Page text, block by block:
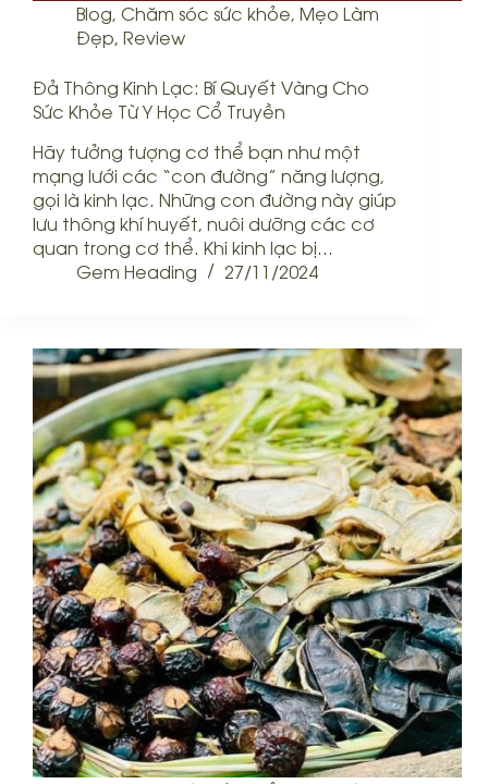
Blog, Chăm sóc sức khỏe, Mẹo Làm
Đẹp, Review
Đả Thông Kinh Lạc: Bí Quyết Vàng Cho
Sức Khỏe Từ Y Học Cổ Truyền
Hãy tưởng tượng cơ thể bạn như một
mạng lưới các “con đường” năng lượng,
gọi là kinh lạc. Những con đường này giúp
lưu thông khí huyết, nuôi dưỡng các cơ
quan trong cơ thể. Khi kinh lạc bị…
Gem Heading
27/11/2024